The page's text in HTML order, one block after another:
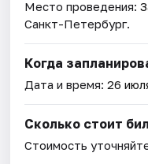
Место проведения:
Санкт-Петербург.
Когда
Дата и время:26
Сколько стоит
Стоимость